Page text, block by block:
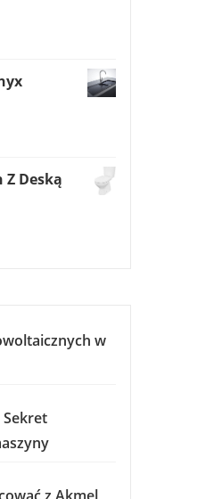
Z Deską
w
Sekret